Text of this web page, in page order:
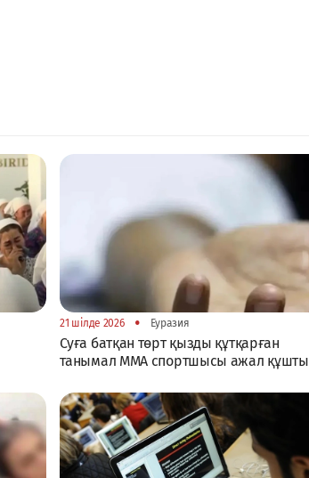
21 шілде 2026 • Еуразия
Суға батқан төрт қызды құтқарған
танымал ММА спортшысы ажал құшты